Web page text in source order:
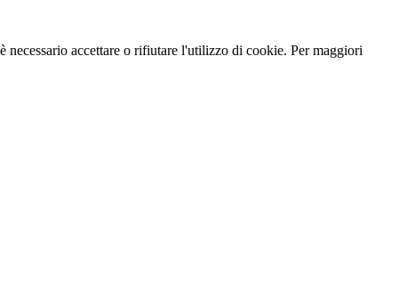
accettare o rifiutare l'utilizzo di cookie. Per maggiori